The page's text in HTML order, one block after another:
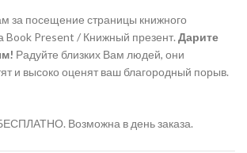
за посещение страницы книжного
Book Present / Книжный презент. Дарите
Радуйте близких Вам людей, они
и высоко оценят ваш благородный порыв.
Возможна в день заказа.